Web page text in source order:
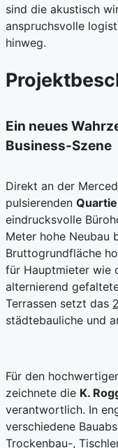
sind die akustisch
anspruchsvolle
hinweg.
Ein neues
Business-Szene
Direkt an der
pulsierenden
eindrucksvolle
Meter hohe Neubau
Bruttogrundfläche
für Hauptmieter wie
alternierend
Terrassen setzt das
städtebauliche und
Für den
zeichnete die K.
verantwortlich. In
verschiedene
Trockenbau-,